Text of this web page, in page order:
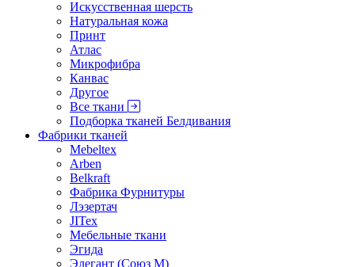
Искусственная шерсть
Натуральная кожа
Принт
Атлас
Микрофибра
Канвас
Другое
Все ткани
Подборка тканей Белдивания
Фабрики тканей
Mebeltex
Arben
Belkraft
Фабрика Фурнитуры
Лэзертач
JITex
Мебельные ткани
Эгида
Элегант (Союз М)